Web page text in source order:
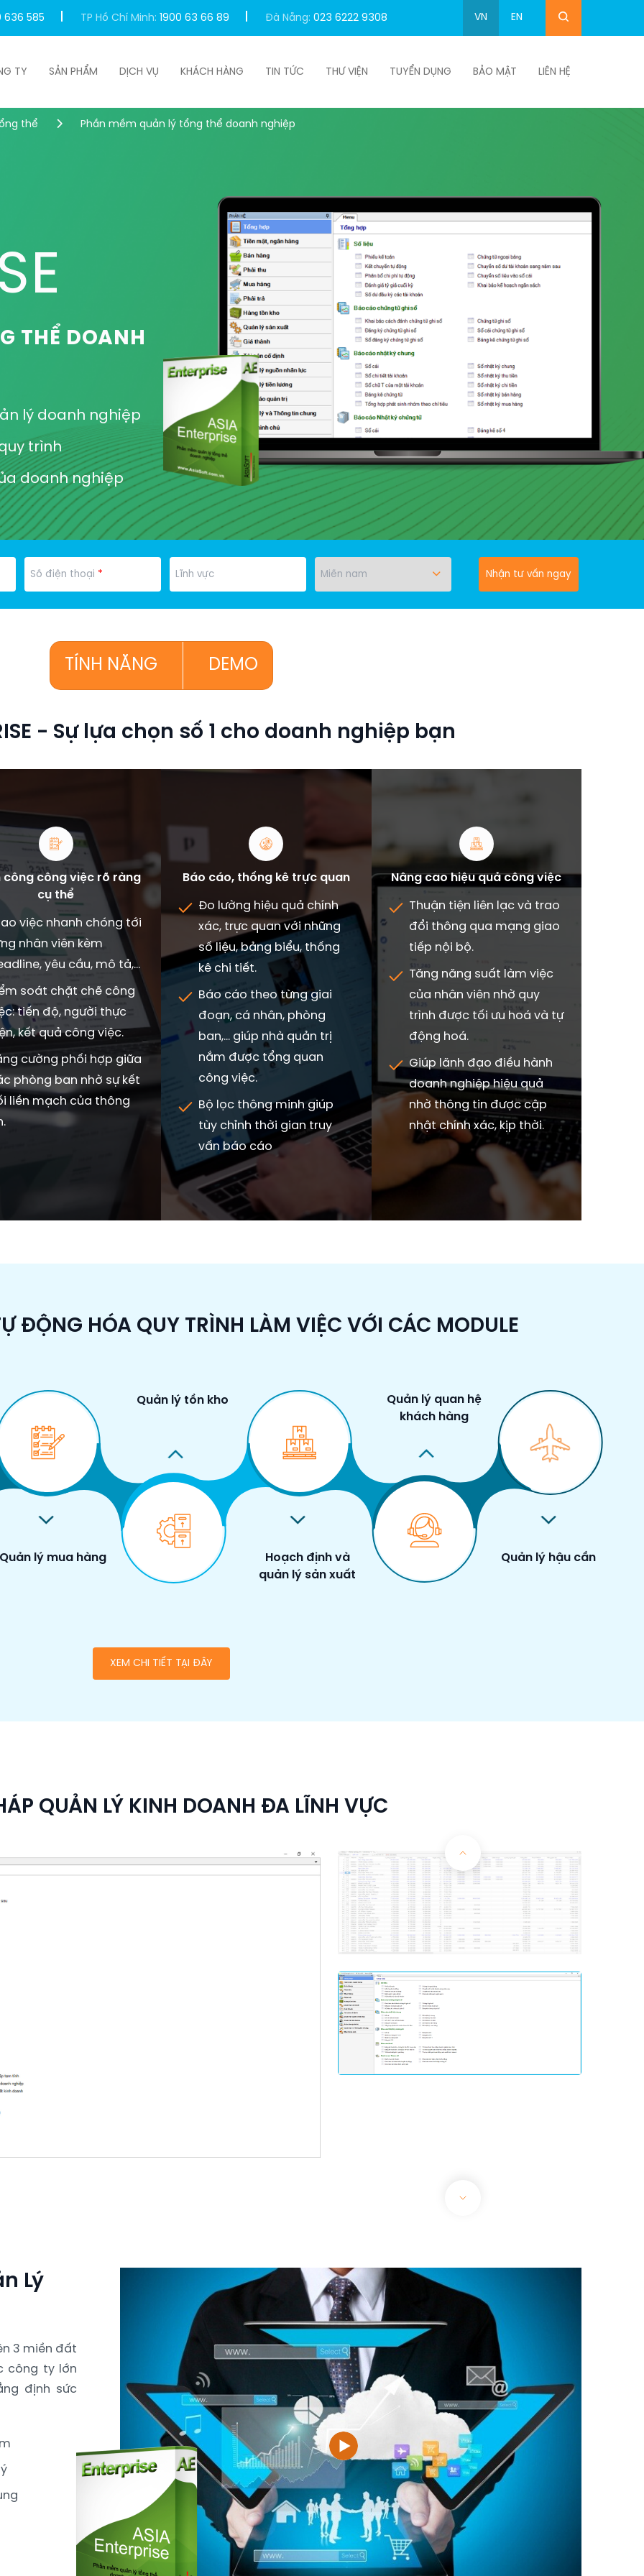
636 585 TP Hồ Chí Minh: 1900 63 66 89 Đà Nẵng: 023 6222 9308 VN EN
TY SẢN PHẨM DỊCH VỤ KHÁCH HÀNG TIN TỨC THƯ VIỆN TUYỂN DỤNG BẢO MẬT LIÊN HỆ
thể Phần mềm quản lý tổng thể doanh nghiệp
THỂ DOANH
lý doanh nghiệp
trình
doanh nghiệp
* Nhận tư vấn ngay
TÍNH NĂNG DEMO
- Sự lựa chọn số 1 cho doanh nghiệp bạn
công công việc rõ ràng
cụ thể
việc nhanh chóng tới
nhân viên kèm
yêu cầu, mô tả,...
soát chặt chẽ công
tiến độ, người thực
kết quả công việc.
cường phối hợp giữa
phòng ban nhờ sự kết
liền mạch của thông
Báo cáo, thống kê trực quan
Đo lường hiệu quả chính
xác, trực quan với những
số liệu, bảng biểu, thống
kê chi tiết.
Báo cáo theo từng giai
đoạn, cá nhân, phòng
ban,... giúp nhà quản trị
nắm được tổng quan
công việc.
Bộ lọc thông minh giúp
tùy chỉnh thời gian truy
vấn báo cáo
Nâng cao hiệu quả công việc
Thuận tiện liên lạc và trao
đổi thông qua mạng giao
tiếp nội bộ.
Tăng năng suất làm việc
của nhân viên nhờ quy
trình được tối ưu hoá và tự
động hoá.
Giúp lãnh đạo điều hành
doanh nghiệp hiệu quả
nhờ thông tin được cập
nhật chính xác, kịp thời.
ĐỘNG HÓA QUY TRÌNH LÀM VIỆC VỚI CÁC MODULE
Quản lý mua hàng
Quản lý tồn kho
Hoạch định và
quản lý sản xuất
Quản lý quan hệ
khách hàng
Quản lý hậu cần
XEM CHI TIẾT TẠI ĐÂY
QUẢN LÝ KINH DOANH ĐA LĨNH VỰC
Lý
3 miền đất
công ty lớn
định sức